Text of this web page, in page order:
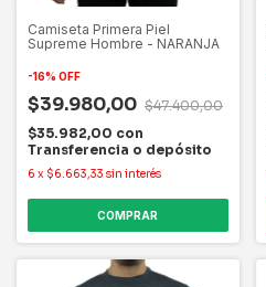
Camiseta Primera Piel
Supreme Hombre - NARANJA
-16% OFF
$39.980,00 $47.400,00
$35.982,00 con
Transferencia o depósito
6 x $6.663,33 sin interés
COMPRAR